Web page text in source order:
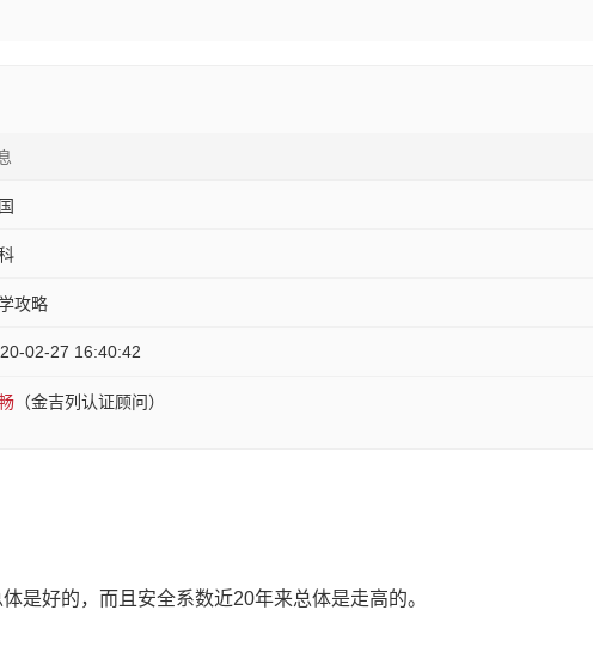
攻略
02-27 16:40:42
（金吉列认证顾问）
是好的，而且安全系数近20年来总体是走高的。